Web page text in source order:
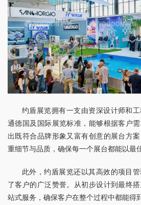
约盾展览拥有一支由资深设计师和
通德国及国际展览标准，能够根据客户
出既符合品牌形象又富有创意的展台方
重细节与品质，确保每一个展台都能以最
此外，约盾展览还以其高效的项目
了客户的广泛赞誉。从初步设计到最终
站式服务，确保客户在整个过程中都能得